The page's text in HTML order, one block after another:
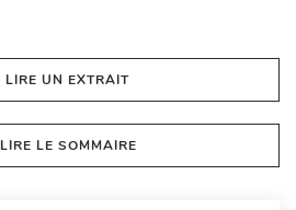
LIRE UN EXTRAIT
LIRE LE SOMMAIRE